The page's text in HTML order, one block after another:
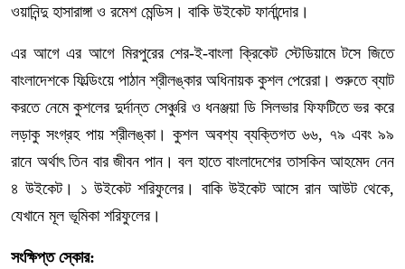
ওয়ানিন্দু হাসারাঙ্গা ও রমেশ মেন্ডিস। বাকি উইকেট ফার্নান্দোর।
এর আগে এর আগে মিরপুরের শের-ই-বাংলা ক্রিকেট স্টেডিয়ামে টসে জিতে
বাংলাদেশকে ফিল্ডিংয়ে পাঠান শ্রীলঙ্কার অধিনায়ক কুশল পেরেরা। শুরুতে ব্যাট
করতে নেমে কুশলের দুর্দান্ত সেঞ্চুরি ও ধনঞ্জয়া ডি সিলভার ফিফটিতে ভর করে
লড়াকু সংগ্রহ পায় শ্রীলঙ্কা। কুশল অবশ্য ব্যক্তিগত ৬৬, ৭৯ এবং ৯৯
রানে অর্থাৎ তিন বার জীবন পান। বল হাতে বাংলাদেশের তাসকিন আহমেদ নেন
৪ উইকেট। ১ উইকেট শরিফুলের। বাকি উইকেট আসে রান আউট থেকে,
যেখানে মূল ভূমিকা শরিফুলের।
সংক্ষিপ্ত স্কোর: